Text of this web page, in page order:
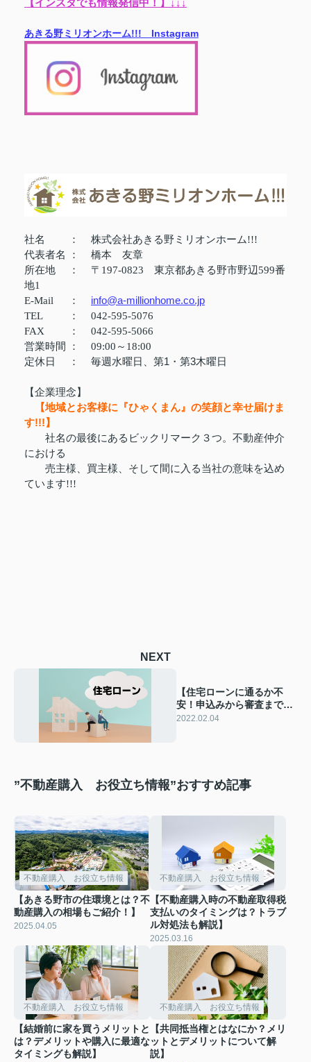
【インスタでも情報発信中！】↓↓↓
あきる野ミリオンホーム!!! Instagram
社名 ：
株式会社あきる野ミリオンホーム!!!
代表者名
：
橋本 友章
所在地
：
〒197-0823 東京都あきる野市野辺599番
地1
E-Mail
： info@a-millionhome.co.jp
TEL ：
042-595-5076
FAX
：
042-595-5066
営業時間
： 09:00～18:00
定休日 ： 毎週水曜日、第1・第3木曜日
【企業理念】
【地域とお客様に『ひゃくまん』の笑顔と幸せ届けま
す!!!】
社名の最後にあるビックリマーク３つ。不動産仲介
における
売主様、買主様、そして間に入る当社の意味を込め
ています!!!
NEXT
【住宅ローンに通るか不
安！申込みから審査までの
流れや審査基準とは？】
2022.02.04
”不動産購入 お役立ち情報”おすすめ記事
不動産購入 お役立ち情報
【あきる野市の住環境とは？不
動産購入の相場もご紹介！】
2025.04.05
不動産購入 お役立ち情報
【不動産購入時の不動産取得税
支払いのタイミングは？トラブ
ル対処法も解説】
2025.03.16
不動産購入 お役立ち情報
【結婚前に家を買うメリットと
は？デメリットや購入に最適な
タイミングも解説】
不動産購入 お役立ち情報
【共同抵当権とはなにか？メリ
ットとデメリットについて解
説】